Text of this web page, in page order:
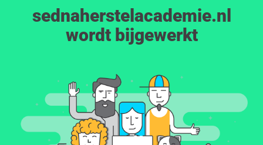
sednaherstelacademie.nl
wordt bijgewerkt